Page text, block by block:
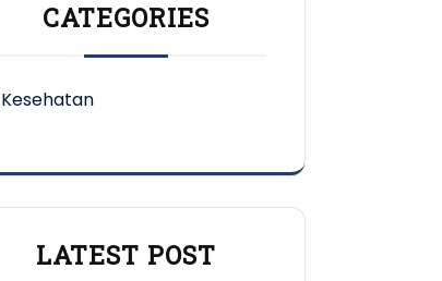
CATEGORIES
Kesehatan
LATEST POST